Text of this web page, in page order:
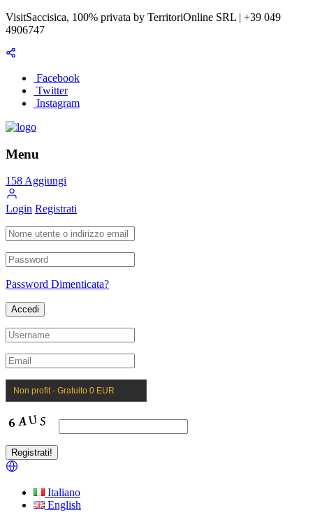
VisitSaccisica, 100% privata by TerritoriOnline SRL | +39 049
4906747
Facebook
Twitter
Instagram
Menu
158Aggiungi
Login Registrati
Password Dimenticata?
Non profit - Gratuito 0 EUR
Italiano
English